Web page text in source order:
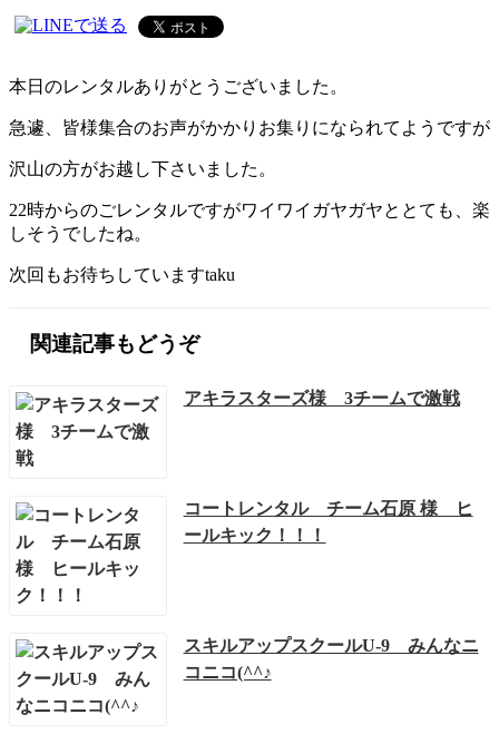
本日のレンタルありがとうございました。
急遽、皆様集合のお声がかかりお集りになられてようですが
沢山の方がお越し下さいました。
22時からのごレンタルですがワイワイガヤガヤととても、楽
しそうでしたね。
次回もお待ちしていますtaku
関連記事もどうぞ
アキラスターズ様 3チームで激戦
コートレンタル チーム石原 様 ヒ
ールキック！！！
スキルアップスクールU-9 みんなニ
コニコ(^^♪